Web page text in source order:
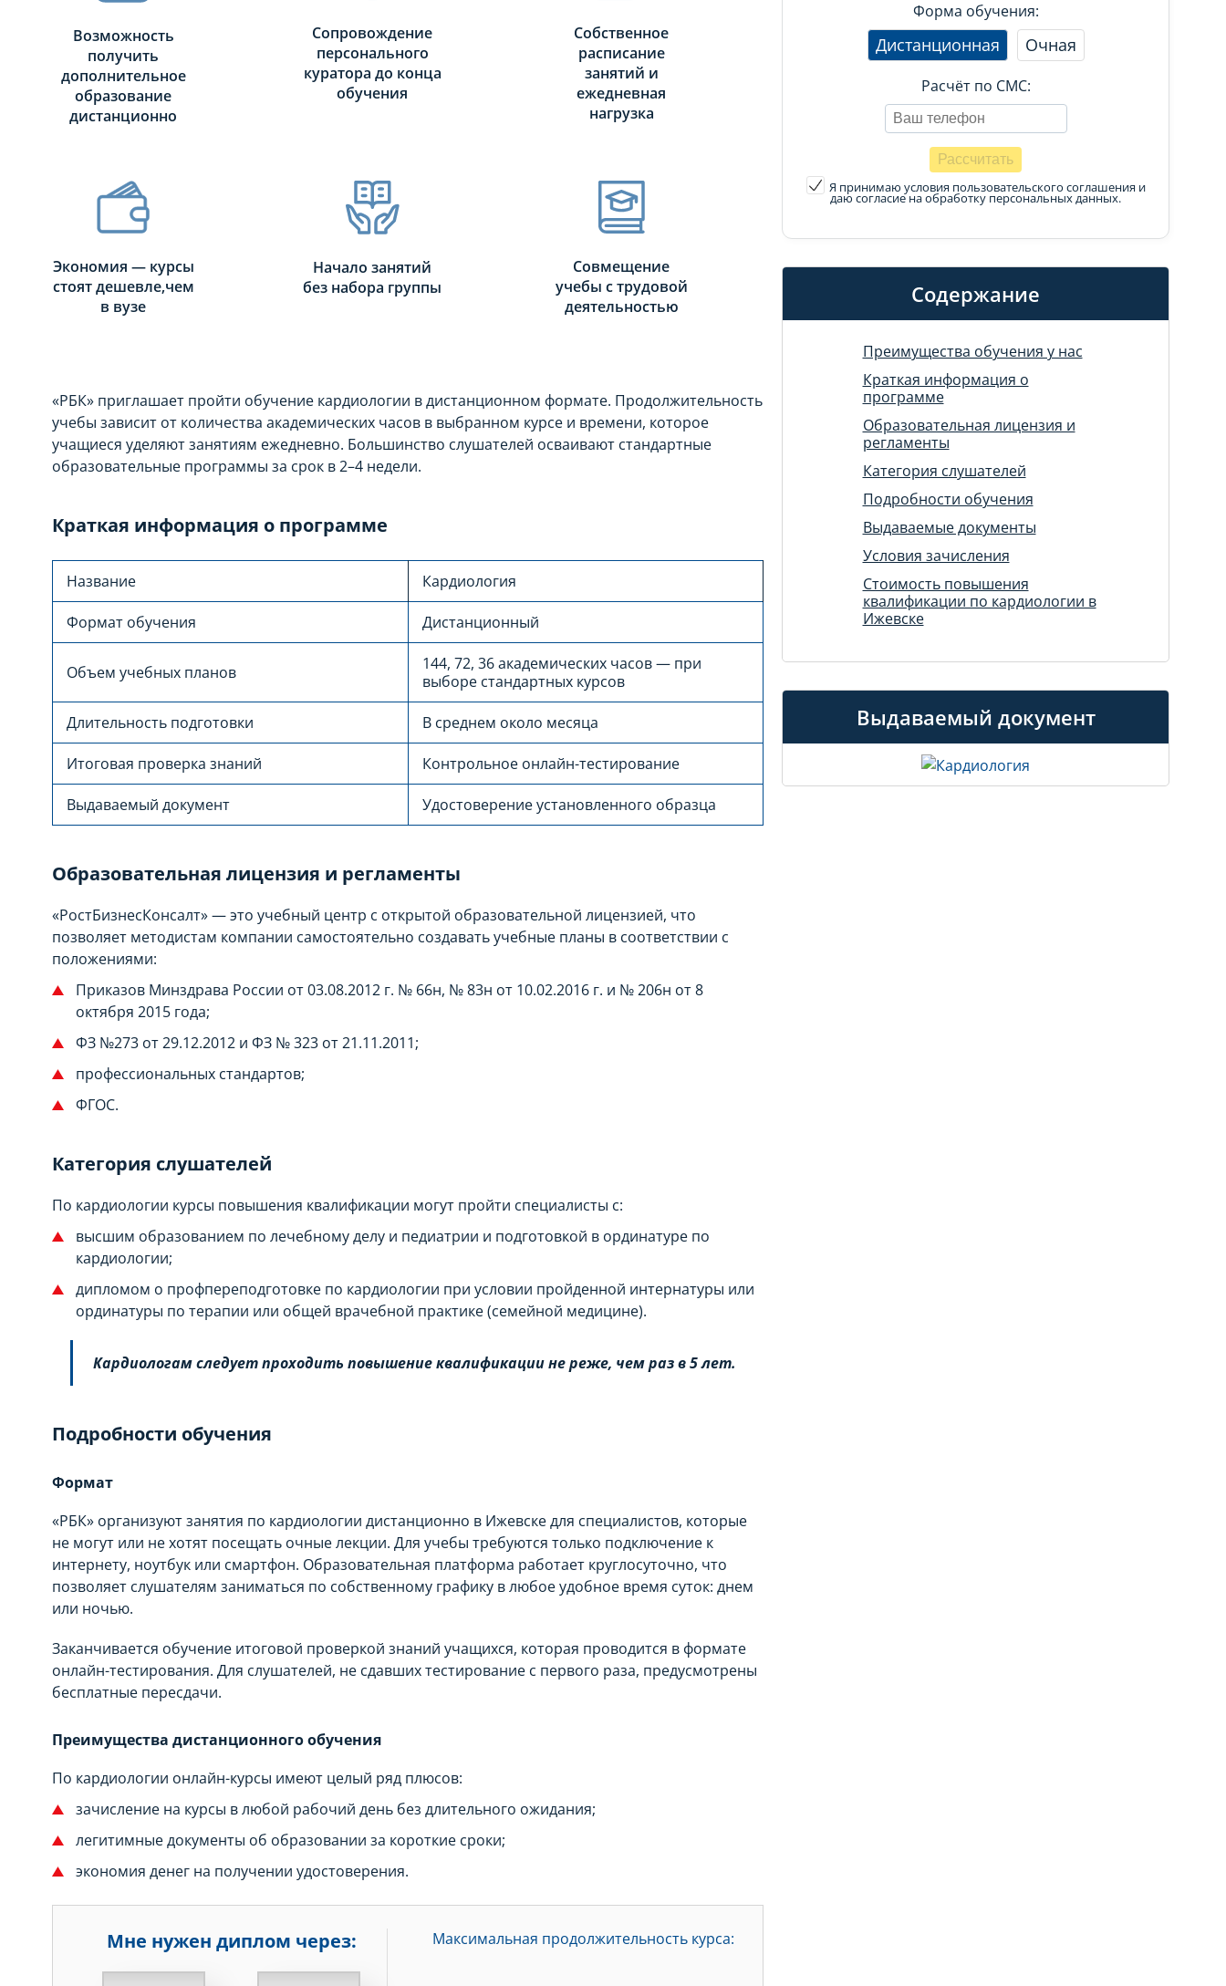
Форма обучения:
Дистанционная Очная
Расчёт по СМС:
Я принимаю условия пользовательского соглашения и
даю согласие на обработку персональных данных.
Содержание
Преимущества обучения у нас
Краткая информация о
программе
Образовательная лицензия и
регламенты
Категория слушателей
Подробности обучения
Выдаваемые документы
Условия зачисления
Стоимость повышения
квалификации по кардиологии в
Ижевске
Выдаваемый документ
Возможность
получить
дополнительное
образование
дистанционно
Сопровождение
персонального
куратора до конца
обучения
Собственное
расписание
занятий и
ежедневная
нагрузка
Экономия — курсы
стоят дешевле,чем
в вузе
Начало занятий
без набора группы
Совмещение
учебы с трудовой
деятельностью
«РБК» приглашает пройти обучение кардиологии в дистанционном формате. Продолжительность
учебы зависит от количества академических часов в выбранном курсе и времени, которое
учащиеся уделяют занятиям ежедневно. Большинство слушателей осваивают стандартные
образовательные программы за срок в 2–4 недели.
Краткая информация о программе
Название Кардиология
Формат обучения Дистанционный
Объем учебных планов
144, 72, 36 академических часов — при
выборе стандартных курсов
Длительность подготовки В среднем около месяца
Итоговая проверка знаний Контрольное онлайн-тестирование
Выдаваемый документ Удостоверение установленного образца
Образовательная лицензия и регламенты
«РостБизнесКонсалт» — это учебный центр с открытой образовательной лицензией, что
позволяет методистам компании самостоятельно создавать учебные планы в соответствии с
положениями:
Приказов Минздрава России от 03.08.2012 г. № 66н, № 83н от 10.02.2016 г. и № 206н от 8
октября 2015 года;
ФЗ №273 от 29.12.2012 и ФЗ № 323 от 21.11.2011;
профессиональных стандартов;
ФГОС.
Категория слушателей
По кардиологии курсы повышения квалификации могут пройти специалисты с:
высшим образованием по лечебному делу и педиатрии и подготовкой в ординатуре по
кардиологии;
дипломом о профпереподготовке по кардиологии при условии пройденной интернатуры или
ординатуры по терапии или общей врачебной практике (семейной медицине).
Кардиологам следует проходить повышение квалификации не реже, чем раз в 5 лет.
Подробности обучения
Формат
«РБК» организуют занятия по кардиологии дистанционно в Ижевске для специалистов, которые
не могут или не хотят посещать очные лекции. Для учебы требуются только подключение к
интернету, ноутбук или смартфон. Образовательная платформа работает круглосуточно, что
позволяет слушателям заниматься по собственному графику в любое удобное время суток: днем
или ночью.
Заканчивается обучение итоговой проверкой знаний учащихся, которая проводится в формате
онлайн-тестирования. Для слушателей, не сдавших тестирование с первого раза, предусмотрены
бесплатные пересдачи.
Преимущества дистанционного обучения
По кардиологии онлайн-курсы имеют целый ряд плюсов:
зачисление на курсы в любой рабочий день без длительного ожидания;
легитимные документы об образовании за короткие сроки;
экономия денег на получении удостоверения.
Мне нужен диплом через:
НЕДЕЛЬ
Максимальная продолжительность курса: